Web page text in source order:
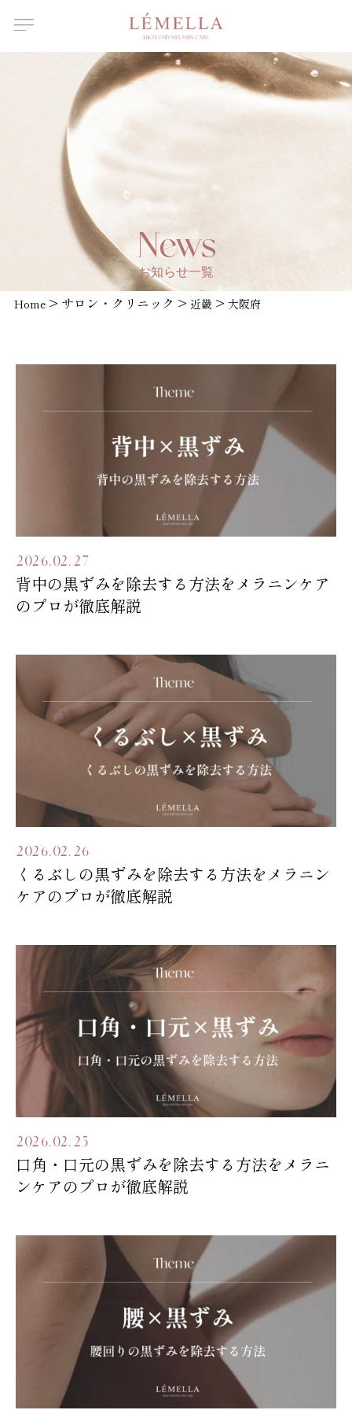
About Us
ルメラについて
Features
ルメラの特徴
Introductory
course
ルメラ導入講習について
Certified
Instructor
認定講師一覧
Salons /
Clinics
News
お知らせ
News
お知らせ一覧
Home > サロン・クリニック > 近畿 > 大阪府
2026.02.27
背中の黒ずみを除去する方法をメラニンケア
のプロが徹底解説
2026.02.26
くるぶしの黒ずみを除去する方法をメラニン
ケアのプロが徹底解説
2026.02.25
口角・口元の黒ずみを除去する方法をメラニ
ンケアのプロが徹底解説